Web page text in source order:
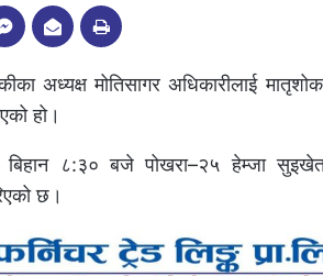
अध्यक्ष मोतिसागर अधिकारीलाई
हो।
८:३० बजे पोखरा–२५ हेम्जा
छ।